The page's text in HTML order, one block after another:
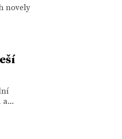
novely